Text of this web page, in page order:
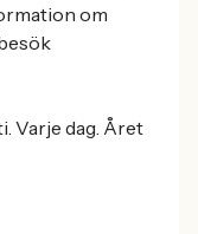
om
Varje dag. Året